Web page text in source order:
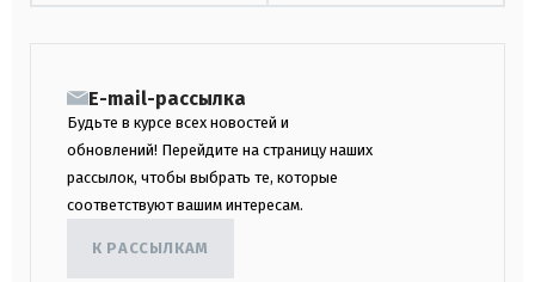
E-mail-рассылка
Будьте в курсе всех новостей и
обновлений! Перейдите на страницу наших
рассылок, чтобы выбрать те, которые
соответствуют вашим интересам.
К РАССЫЛКАМ